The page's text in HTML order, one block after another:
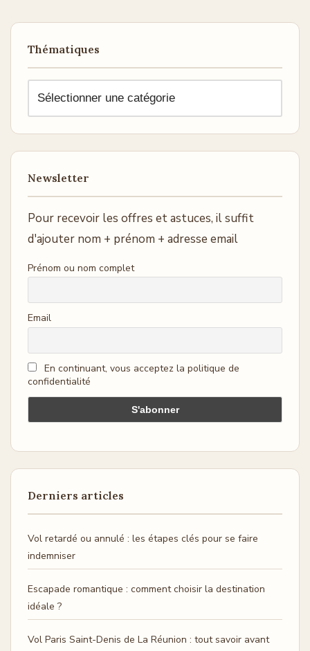
Thématiques
Newsletter
Pour recevoir les offres et astuces, il suffit
d'ajouter nom + prénom + adresse email
Prénom ou nom complet
Email
En continuant, vous acceptez la politique de
confidentialité
Derniers articles
Vol retardé ou annulé : les étapes clés pour se faire
indemniser
Escapade romantique : comment choisir la destination
idéale ?
Vol Paris Saint-Denis de La Réunion : tout savoir avant